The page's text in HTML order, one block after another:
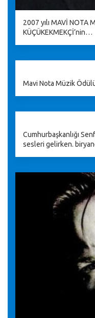
2007 yılı MAVİ NOTA
KÜÇÜKEKMEKÇİ’nin…
Mavi Nota Müzik
Cumhurbaşkanlığı
sesleri gelirken.